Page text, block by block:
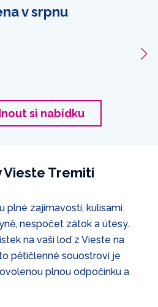
v srpnu
si nabídku
Vieste Tremiti
plné zajímavostí, kulisami
nespočet zátok a útesy.
na vaši loď z Vieste na
pětičlenné souostroví je
plnou odpočinku a